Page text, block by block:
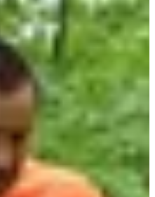
que correr entre dos paradas de
suda en el bosque es la
del corazón y las